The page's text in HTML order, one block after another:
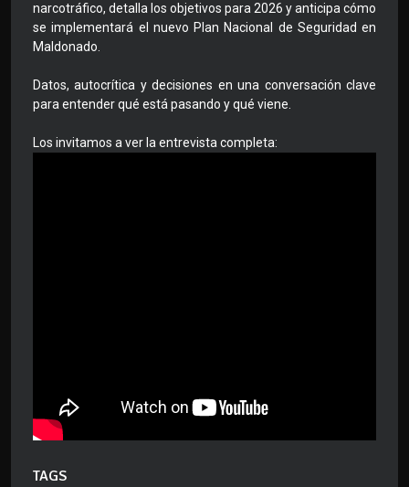
narcotráfico, detalla los objetivos para 2026 y anticipa cómo
se implementará el nuevo Plan Nacional de Seguridad en
Maldonado.
Datos, autocrítica y decisiones en una conversación clave
para entender qué está pasando y qué viene.
Los invitamos a ver la entrevista completa:
TAGS